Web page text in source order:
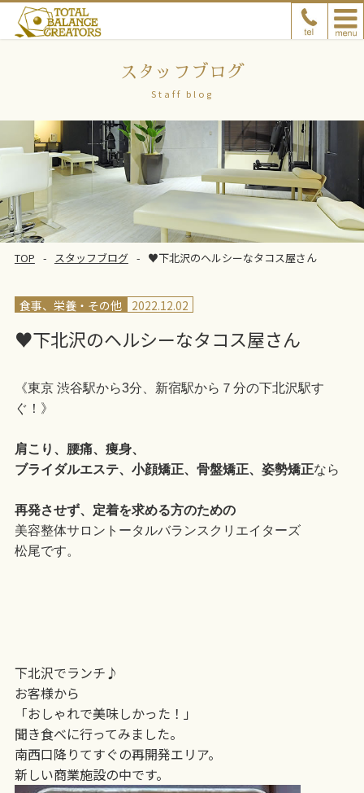
スタッフブログ
Staff blog
TOP スタッフブログ ♥下北沢のヘルシーなタコス屋さん
食事、栄養 その他 2022.12.02
♥下北沢のヘルシーなタコス屋さん
《東京 渋谷駅から3分、新宿駅から７分の下北沢駅す
ぐ！》
肩こり、腰痛、痩身、
ブライダルエステ、小顔矯正、骨盤矯正、姿勢矯正なら
再発させず、定着を求める方のための
美容整体サロントータルバランスクリエイターズ
松尾です。
下北沢でランチ♪
お客様から
「おしゃれで美味しかった！」
聞き食べに行ってみました。
南西口降りてすぐの再開発エリア。
新しい商業施設の中です。